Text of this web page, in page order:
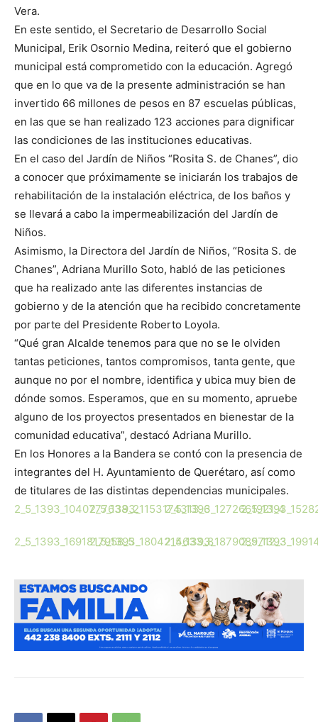
Vera.
En este sentido, el Secretario de Desarrollo Social
Municipal, Erik Osornio Medina, reiteró que el gobierno
municipal está comprometido con la educación. Agregó
que en lo que va de la presente administración se han
invertido 66 millones de pesos en 87 escuelas públicas,
en las que se han realizado 123 acciones para dignificar
las condiciones de las instituciones educativas.
En el caso del Jardín de Niños “Rosita S. de Chanes”, dio
a conocer que próximamente se iniciarán los trabajos de
rehabilitación de la instalación eléctrica, de los baños y
se llevará a cabo la impermeabilización del Jardín de
Niños.
Asimismo, la Directora del Jardín de Niños, “Rosita S. de
Chanes”, Adriana Murillo Soto, habló de las peticiones
que ha realizado ante las diferentes instancias de
gobierno y de la atención que ha recibido concretamente
por parte del Presidente Roberto Loyola.
“Qué gran Alcalde tenemos para que no se le olviden
tantas peticiones, tantos compromisos, tanta gente, que
aunque no por el nombre, identifica y ubica muy bien de
dónde somos. Esperamos, que en su momento, apruebe
alguno de los proyectos presentados en bienestar de la
comunidad educativa”, destacó Adriana Murillo.
En los Honores a la Bandera se contó con la presencia de
integrantes del H. Ayuntamiento de Querétaro, así como
de titulares de las distintas dependencias municipales.
2_5_1393_1040777638_22_5_1393_1153174313_62_5_1393_1272661921_4
2_5_1393_1691817958_52_5_1393_1804214633_82_5_1393_1879089712_3